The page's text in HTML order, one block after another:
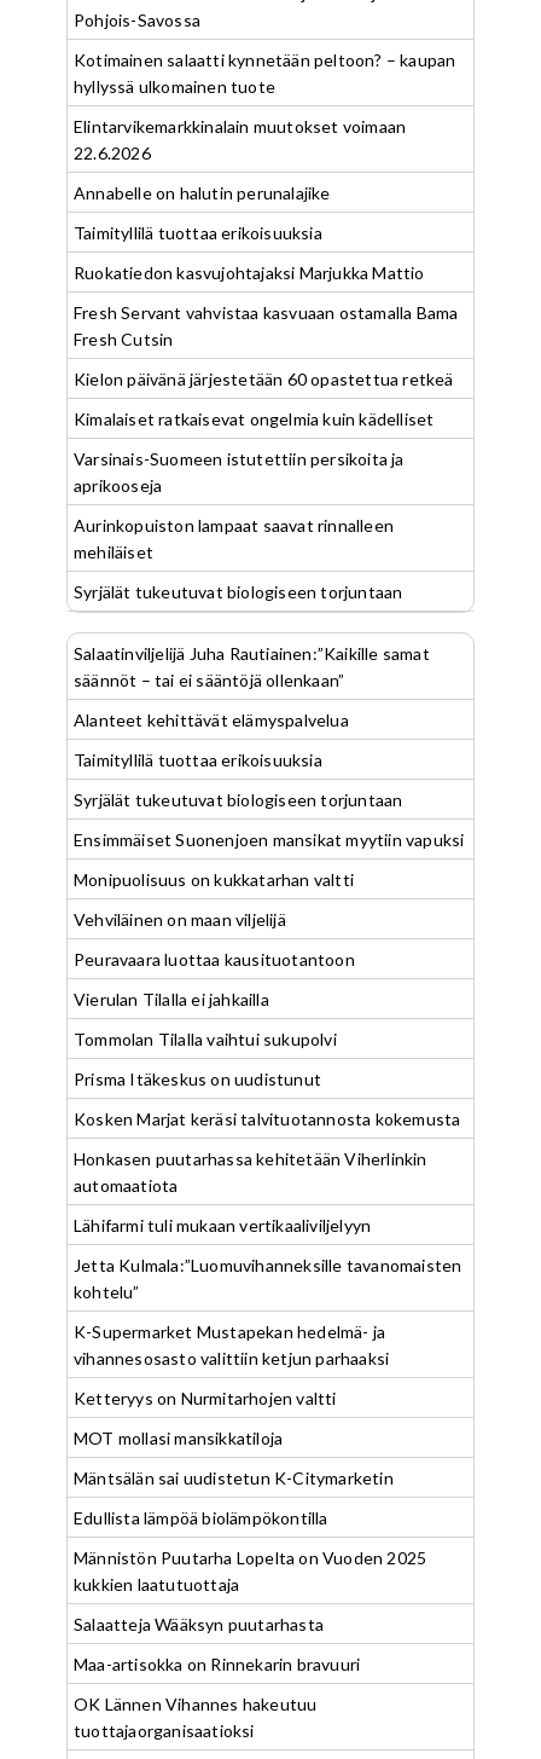
Pohjois-Savossa
Kotimainen salaatti kynnetään peltoon? – kaupan
hyllyssä ulkomainen tuote
Elintarvikemarkkinalain muutokset voimaan
22.6.2026
Annabelle on halutin perunalajike
Taimityllilä tuottaa erikoisuuksia
Ruokatiedon kasvujohtajaksi Marjukka Mattio
Fresh Servant vahvistaa kasvuaan ostamalla Bama
Fresh Cutsin
Kielon päivänä järjestetään 60 opastettua retkeä
Kimalaiset ratkaisevat ongelmia kuin kädelliset
Varsinais-Suomeen istutettiin persikoita ja
aprikooseja
Aurinkopuiston lampaat saavat rinnalleen
mehiläiset
Syrjälät tukeutuvat biologiseen torjuntaan
Salaatinviljelijä Juha Rautiainen:”Kaikille samat
säännöt – tai ei sääntöjä ollenkaan”
Alanteet kehittävät elämyspalvelua
Taimityllilä tuottaa erikoisuuksia
Syrjälät tukeutuvat biologiseen torjuntaan
Ensimmäiset Suonenjoen mansikat myytiin vapuksi
Monipuolisuus on kukkatarhan valtti
Vehviläinen on maan viljelijä
Peuravaara luottaa kausituotantoon
Vierulan Tilalla ei jahkailla
Tommolan Tilalla vaihtui sukupolvi
Prisma Itäkeskus on uudistunut
Kosken Marjat keräsi talvituotannosta kokemusta
Honkasen puutarhassa kehitetään Viherlinkin
automaatiota
Lähifarmi tuli mukaan vertikaaliviljelyyn
Jetta Kulmala:”Luomuvihanneksille tavanomaisten
kohtelu”
K-Supermarket Mustapekan hedelmä- ja
vihannesosasto valittiin ketjun parhaaksi
Ketteryys on Nurmitarhojen valtti
MOT mollasi mansikkatiloja
Mäntsälän sai uudistetun K-Citymarketin
Edullista lämpöä biolämpökontilla
Männistön Puutarha Lopelta on Vuoden 2025
kukkien laatutuottaja
Salaatteja Wääksyn puutarhasta
Maa-artisokka on Rinnekarin bravuuri
OK Lännen Vihannes hakeutuu
tuottajaorganisaatioksi